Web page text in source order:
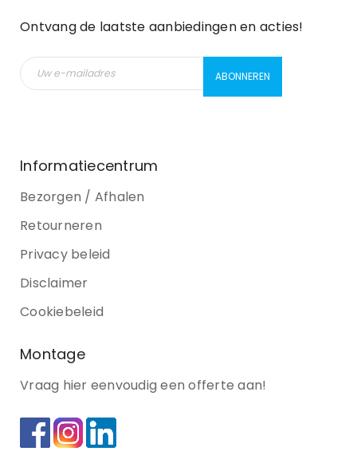
Ontvang de laatste aanbiedingen en acties!
Informatiecentrum
Bezorgen / Afhalen
Retourneren
Privacy beleid
Disclaimer
Cookiebeleid
Montage
Vraag hier eenvoudig een offerte aan!